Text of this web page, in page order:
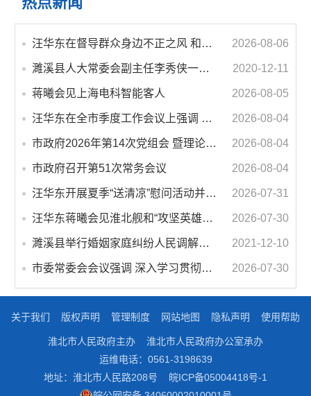
汪华东在督导群众身边不正之风 和腐败问题集中整治工作时强调 以更高标准更实举措纵深推进集中整治 不断增强人民群众获得感幸福感安全感 2026-08-06
濉溪县人大常委会副主任李秀侠一行调研城乡客运一体化和治超工作 2020-12-11
蒋曦会见上海电科智能客人 2026-08-05
汪华东在全市季度工作会议上强调 锚定打好“三仗”任务和年度预期目标不动摇 在全市上下掀起比学赶超争先进位的攻坚热潮 2026-08-04
市政府2026年第14次党组会 暨理论学习中心组学习会议召开 蒋曦主持会议并讲话 2026-08-04
市政府召开第51次常务会议 2026-08-04
汪华东开展夏季“送清凉”慰问活动并调研专门教育工作 落实落细防暑降温措施 用心用情关爱一线职工 2026-07-31
汪华东蒋曦会见淮北舰和“攻坚英雄连”官兵代表 2026-07-30
濉溪县举行婚姻家庭纠纷人民调解委员会暨调解志愿者服务团成立仪式 2021-12-10
市委常委会会议强调 深入学习贯彻习近平总书记重要讲话指示精神 高质量推进城市更新 不断提升本质安全水平 汪华东主持会议 2026-07-30
关于我们 版权声明 管理制度 网站地图 隐私声明 使用帮助
淮北市人民政府主办
淮北市人民政府办公室承办
运维电话：0561-3198639
地址：淮北市人民路208号
皖ICP备05004418号-1